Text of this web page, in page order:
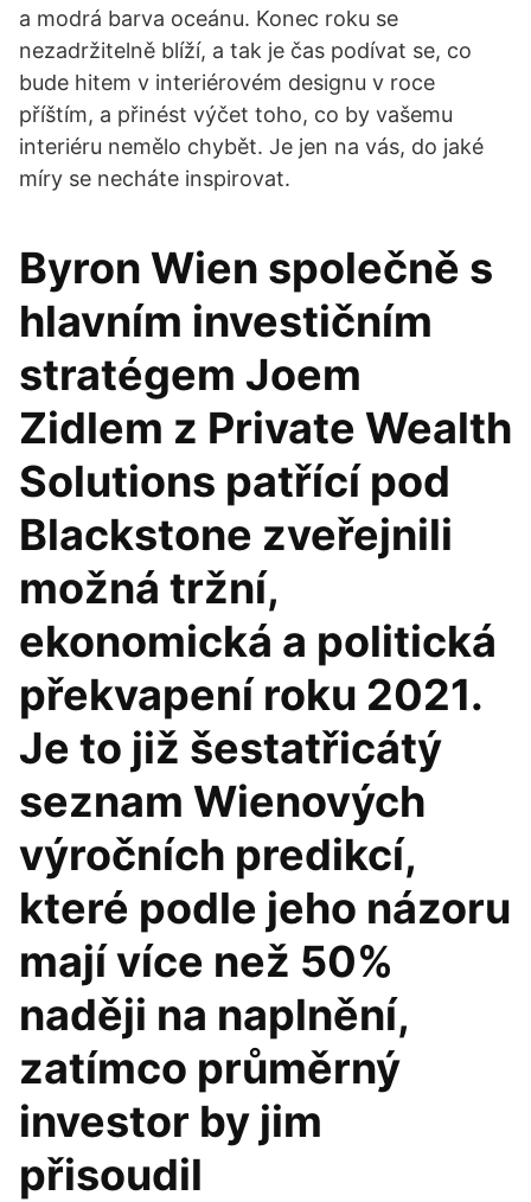
a modrá barva oceánu. Konec roku se
nezadržitelně blíží, a tak je čas podívat se, co
bude hitem v interiérovém designu v roce
příštím, a přinést výčet toho, co by vašemu
interiéru nemělo chybět. Je jen na vás, do jaké
míry se necháte inspirovat.
Byron Wien společně s
hlavním investičním
stratégem Joem
Zidlem z Private Wealth
Solutions patřící pod
Blackstone zveřejnili
možná tržní,
ekonomická a politická
překvapení roku 2021.
Je to již šestatřicátý
seznam Wienových
výročních predikcí,
které podle jeho názoru
mají více než 50%
naději na naplnění,
zatímco průměrný
investor by jim
přisoudil